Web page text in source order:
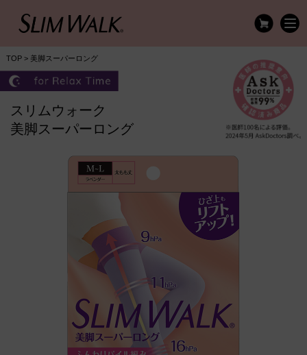
TOP> 美脚スーパーロング
スリムウォーク
美脚スーパーロング